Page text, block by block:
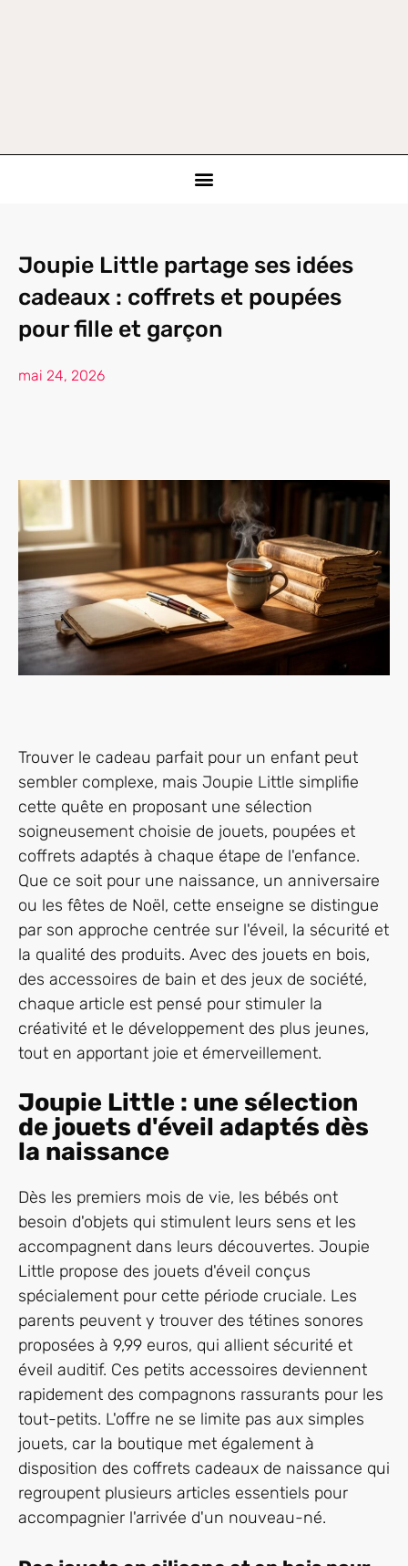
Joupie Little partage ses idées
cadeaux : coffrets et poupées
pour fille et garçon
mai 24, 2026
Trouver le cadeau parfait pour un enfant peut
sembler complexe, mais Joupie Little simplifie
cette quête en proposant une sélection
soigneusement choisie de jouets, poupées et
coffrets adaptés à chaque étape de l'enfance.
Que ce soit pour une naissance, un anniversaire
ou les fêtes de Noël, cette enseigne se distingue
par son approche centrée sur l'éveil, la sécurité et
la qualité des produits. Avec des jouets en bois,
des accessoires de bain et des jeux de société,
chaque article est pensé pour stimuler la
créativité et le développement des plus jeunes,
tout en apportant joie et émerveillement.
Joupie Little : une sélection
de jouets d'éveil adaptés dès
la naissance
Dès les premiers mois de vie, les bébés ont
besoin d'objets qui stimulent leurs sens et les
accompagnent dans leurs découvertes. Joupie
Little propose des jouets d'éveil conçus
spécialement pour cette période cruciale. Les
parents peuvent y trouver des tétines sonores
proposées à 9,99 euros, qui allient sécurité et
éveil auditif. Ces petits accessoires deviennent
rapidement des compagnons rassurants pour les
tout-petits. L'offre ne se limite pas aux simples
jouets, car la boutique met également à
disposition des coffrets cadeaux de naissance qui
regroupent plusieurs articles essentiels pour
accompagnier l'arrivée d'un nouveau-né.